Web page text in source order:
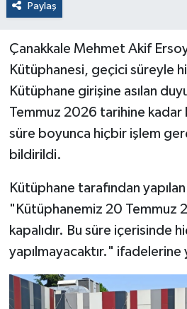
Paylaş
Çanakkale Mehmet Akif
Kütüphanesi, geçici süreyle
Kütüphane girişine asılan
Temmuz 2026 tarihine kadar
süre boyunca hiçbir işlem
bildirildi.
Kütüphane tarafından
"Kütüphanemiz 20 Temmuz
kapalıdır. Bu süre içerisinde
yapılmayacaktır." ifadelerine